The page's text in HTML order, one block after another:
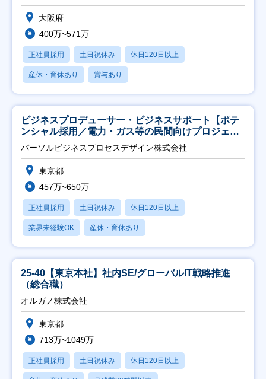
大阪府
400万~571万
正社員採用 土日祝休み 休日120日以上
産休・育休あり 賞与あり
ビジネスプロデューサー・ビジネスサポート【ポテ
ンシャル採用／電力・ガス等の民間向けプロジェク
ト推進】
パーソルビジネスプロセスデザイン株式会社
東京都
457万~650万
正社員採用 土日祝休み 休日120日以上
業界未経験OK 産休・育休あり
25-40【東京本社】社内SE/グローバルIT戦略推進
（総合職）
オルガノ株式会社
東京都
713万~1049万
正社員採用 土日祝休み 休日120日以上